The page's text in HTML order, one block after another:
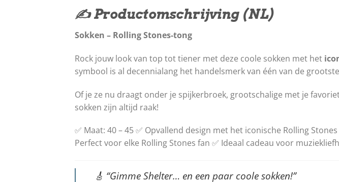
✍️ Productomschrijving (NL)
Sokken – Rolling Stones-tong
Rock jouw look van top tot tiener met deze coole sokken met het
symbool is al decennialang het handelsmerk van één van de
Of je ze nu draagt ​​onder je spijkerbroek, grootschalige met je
sokken zijn altijd raak!
✅ Maat: 40 – 45 ✅ Opvallend design met het iconische Rolling
Perfect voor elke Rolling Stones fan ✅ Ideaal cadeau voor
🎸 “Gimme Shelter… en een paar coole sokken!”